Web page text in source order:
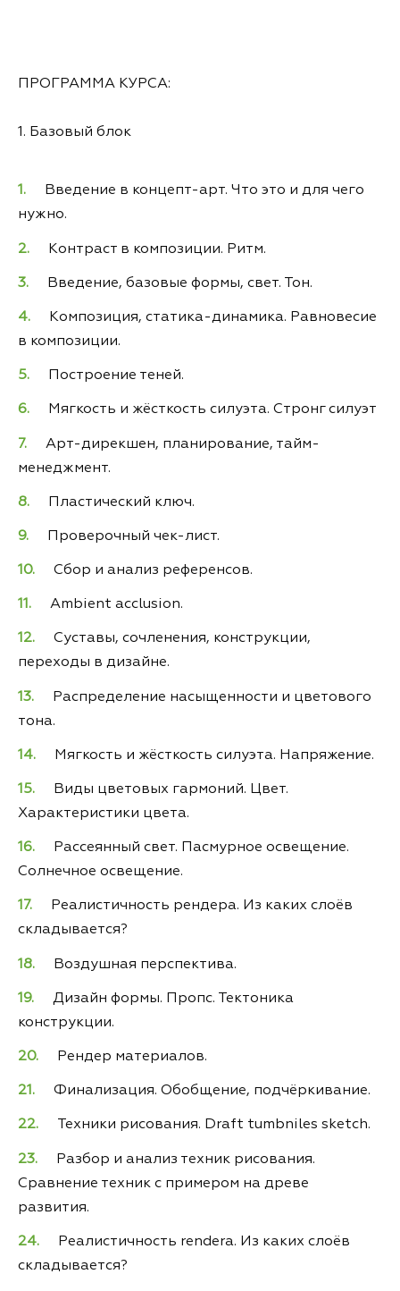
ПРОГРАММА КУРСА:
1. Базовый блок
Введение в концепт-арт. Что это и для чего
нужно.
Контраст в композиции. Ритм.
Введение, базовые формы, свет. Тон.
Композиция, статика-динамика. Равновесие
в композиции.
Построение теней.
Мягкость и жёсткость силуэта. Стронг силуэт
Арт-дирекшен, планирование, тайм-
менеджмент.
Пластический ключ.
Проверочный чек-лист.
Сбор и анализ референсов.
Ambient acclusion.
Суставы, сочленения, конструкции,
переходы в дизайне.
Распределение насыщенности и цветового
тона.
Мягкость и жёсткость силуэта. Напряжение.
Виды цветовых гармоний. Цвет.
Характеристики цвета.
Рассеянный свет. Пасмурное освещение.
Солнечное освещение.
Реалистичность рендера. Из каких слоёв
складывается?
Воздушная перспектива.
Дизайн формы. Пропс. Тектоника
конструкции.
Рендер материалов.
Финализация. Обобщение, подчёркивание.
Техники рисования. Draft tumbniles sketch.
Разбор и анализ техник рисования.
Сравнение техник с примером на древе
развития.
Реалистичность rendera. Из каких слоёв
складывается?